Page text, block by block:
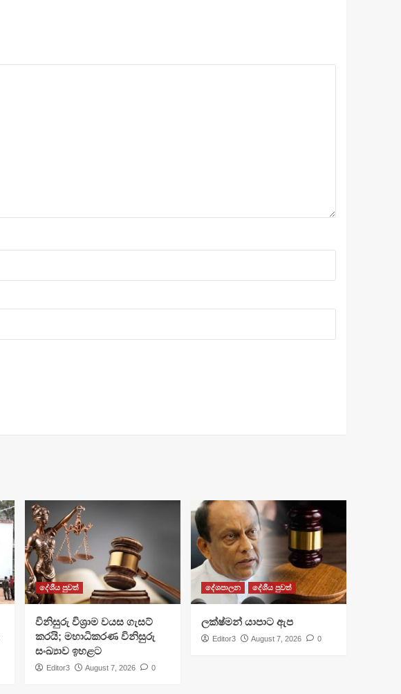
දේශීය පුවත්
විනිසුරු විශ්‍රාම වයස ගැසට්
කරයි; මහාධිකරණ විනිසුරු
සංඛ්‍යාව ඉහළට
Editor3 August 7, 2026 0
දේශපාලන දේශීය පුවත්
ලක්ෂ්මන් යාපාට ඇප
Editor3 August 7, 2026 0